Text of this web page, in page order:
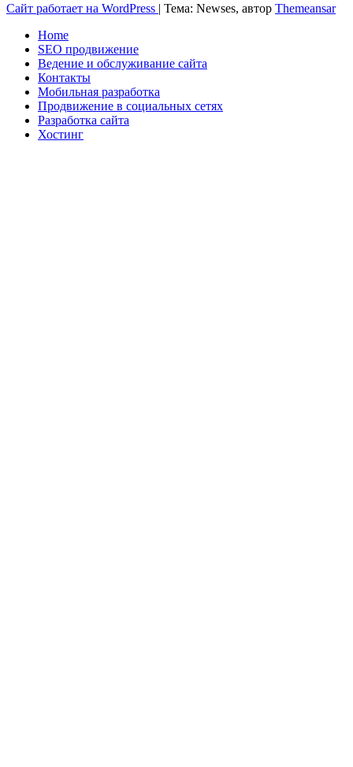
Сайт работает на WordPress | Тема: Newses, автор Themeansar
Home
SEO продвижение
Ведение и обслуживание сайта
Контакты
Мобильная разработка
Продвижение в социальных сетях
Разработка сайта
Хостинг